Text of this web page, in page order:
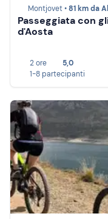
Montjovet •81 km da
Passeggiata con
d'Aosta
2 ore
5,0
1-8 partecipanti